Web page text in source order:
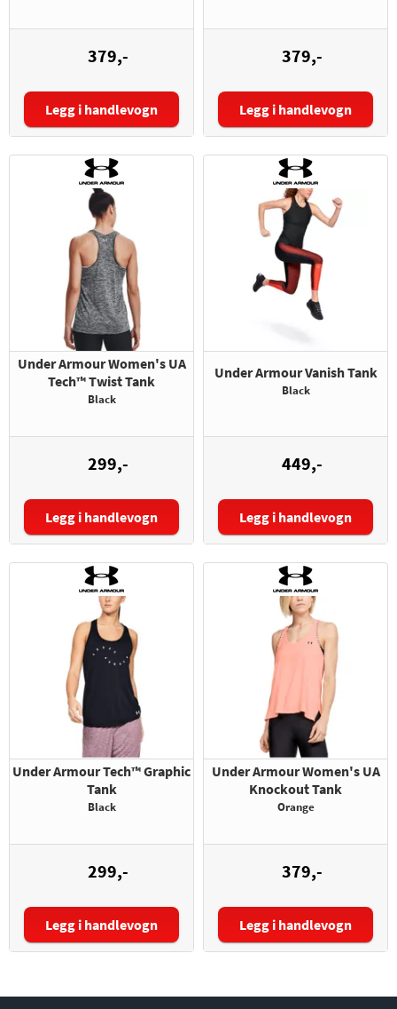
379,-
Størrelse:
Legg i handlevogn
379,-
Størrelse:
Legg i handlevogn
Under Armour Women's UA
Tech™ Twist Tank
Black
299,-
Størrelse:
Legg i handlevogn
Under Armour Vanish Tank
Black
449,-
Størrelse:
Legg i handlevogn
Under Armour Tech™ Graphic
Tank
Black
299,-
Størrelse:
Legg i handlevogn
Under Armour Women's UA
Knockout Tank
Orange
379,-
Størrelse:
Legg i handlevogn